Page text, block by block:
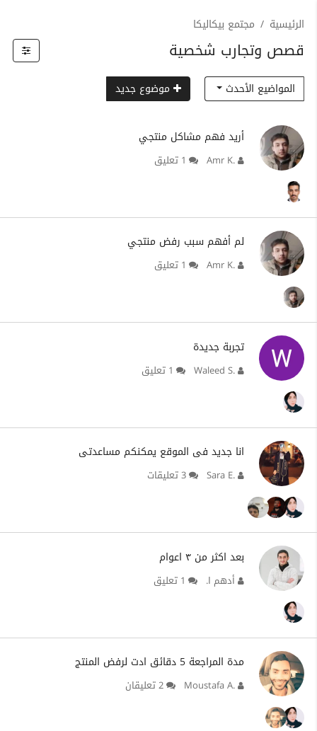
الرئيسية مجتمع بيكاليكا
قصص وتجارب شخصية
المواضيع الأحدث موضوع جديد
أريد فهم مشاكل منتجي
Amr K. 1 تعليق
لم أفهم سبب رفض منتجي
Amr K. 1 تعليق
تجربة جديدة
Waleed S. 1 تعليق
انا جديد فى الموقع يمكنكم مساعدتى
Sara E. 3 تعليقات
بعد اكثر من ٣ اعوام
أدهم ا. 1 تعليق
مدة المراجعة 5 دقائق ادت لرفض المنتج
Moustafa A. 2 تعليقان